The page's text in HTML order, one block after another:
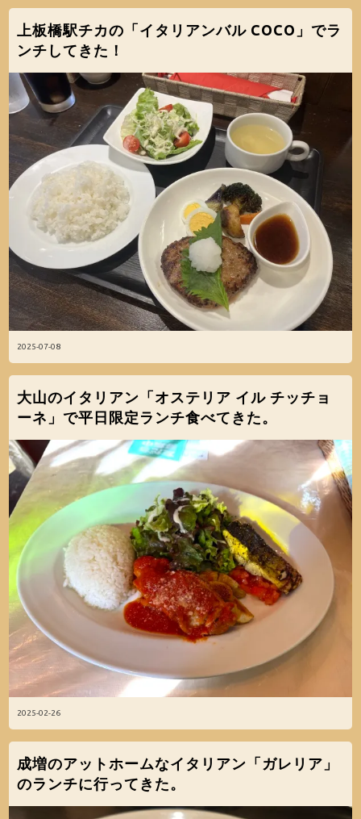
2025-07-08
上板橋駅チカの「イタリアンバル COCO」でラ
ンチしてきた！
2025-02-26
大山のイタリアン「オステリア イル チッチョ
ーネ」で平日限定ランチ食べてきた。
成増のアットホームなイタリアン「ガレリア」
のランチに行ってきた。